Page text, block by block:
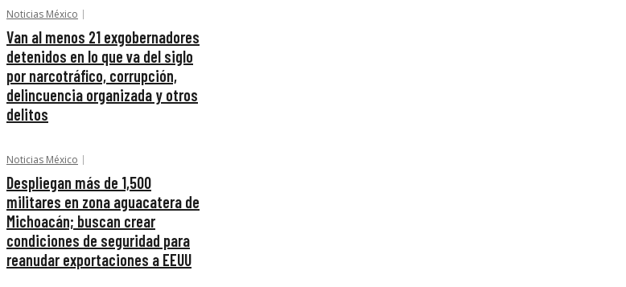
Noticias México
Van al menos 21 exgobernadores
detenidos en lo que va del siglo
por narcotráfico, corrupción,
delincuencia organizada y otros
delitos
Noticias México
Despliegan más de 1,500
militares en zona aguacatera de
Michoacán; buscan crear
condiciones de seguridad para
reanudar exportaciones a EEUU